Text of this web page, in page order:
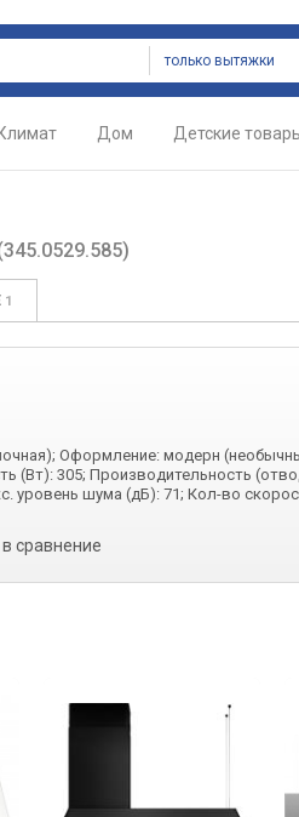
только вытяжки
Климат Дом Детские
1
Оформление: модерн
(Вт): 305; Производительность
уровень шума (дБ): 71; Кол-во
сравнение